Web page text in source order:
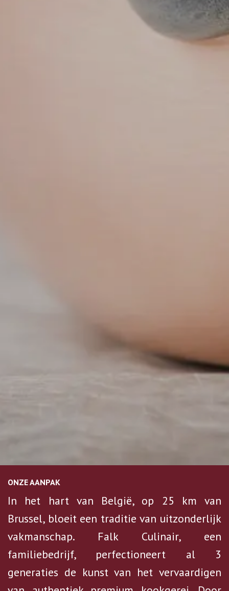
ONZE AANPAK
In het hart van België, op 25 km van
Brussel, bloeit een traditie van uitzonderlijk
vakmanschap. Falk Culinair, een
familiebedrijf, perfectioneert al 3
generaties de kunst van het vervaardigen